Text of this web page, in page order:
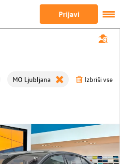
Prijavi
MO Ljubljana Izbriši vse